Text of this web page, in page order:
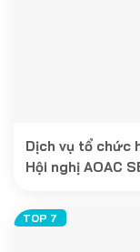
Dịch vụ tổ chức
Hội nghị AOAC